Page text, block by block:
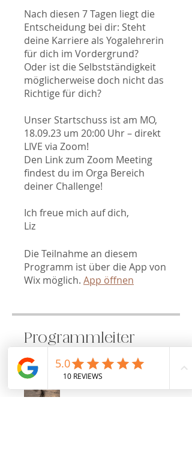
Nach diesen 7 Tagen liegt die
Entscheidung bei dir: Steht
deine Karriere als Yogalehrerin
für dich im Vordergrund?
Oder ist die Selbstständigkeit
möglicherweise doch nicht das
Richtige für dich?
Unser Startschuss ist am MO,
18.09.23 um 20:00 Uhr – direkt
LIVE via Zoom!
Den Link zum Zoom Meeting
findest du im Orga Bereich
deiner Challenge!
Ich freue mich auf dich,
Liz
Die Teilnahme an diesem
Programm ist über die App von
Wix möglich. App öffnen
Programmleiter
Liz Ehrenecker